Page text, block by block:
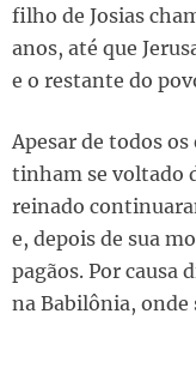
filho de Josias
anos, até que
e o restante do
Apesar de todos os
tinham se voltado
reinado
e, depois de sua
pagãos. Por causa
na Babilônia, onde